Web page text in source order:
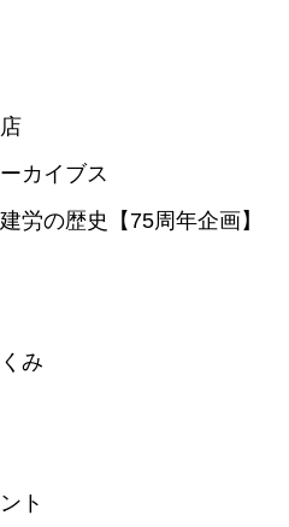
カイブス
労の歴史【75周年企画】
み
ト